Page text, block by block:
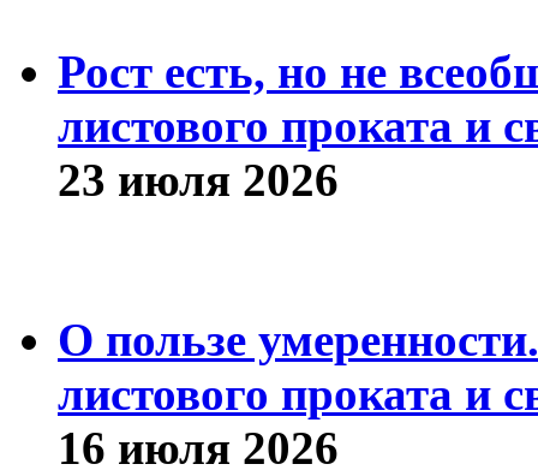
Рост есть, но не
листового проката и
23 июля 2026
О пользе
листового проката и
16 июля 2026